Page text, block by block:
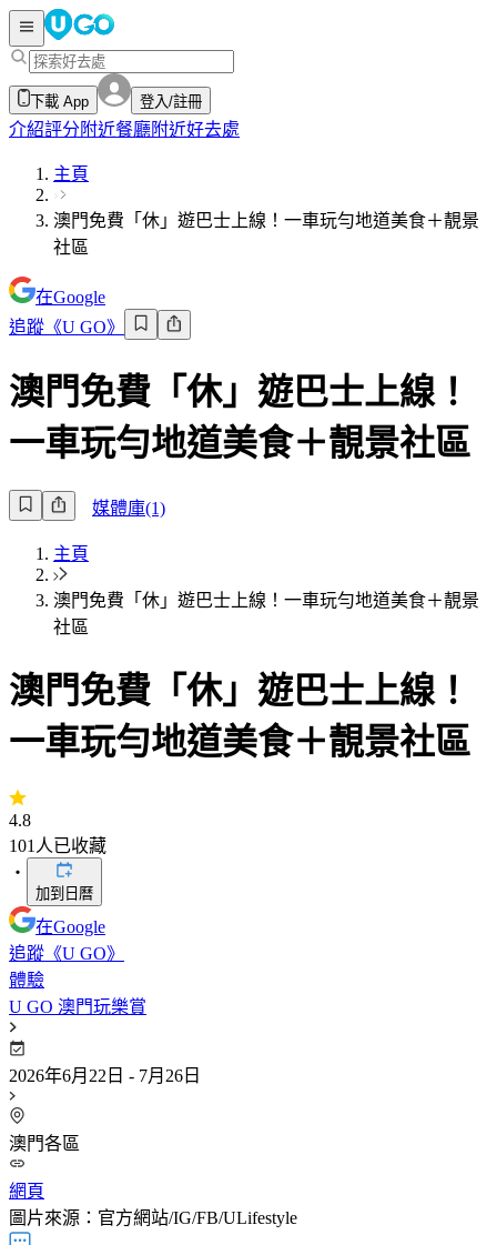
下載 App 登入/註冊
介紹評分 附近餐廳附近好去處
主頁
澳門免費「休」遊巴士上線！一車玩勻地道美食＋靚景
社區
在Google
追蹤《U GO》
澳門免費「休」遊巴士上線！
一車玩勻地道美食＋靚景社區
媒體庫(1)
主頁
澳門免費「休」遊巴士上線！一車玩勻地道美食＋靚景
社區
澳門免費「休」遊巴士上線！
一車玩勻地道美食＋靚景社區
4.8
101 人已收藏
・
加到日曆
在Google
追蹤《U GO》
體驗
U GO 澳門玩樂賞
2026年6月22日 - 7月26日
澳門各區
網頁
圖片來源：官方網站/IG/FB/ULifestyle